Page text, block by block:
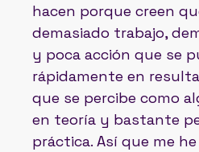
hacen porque creen
demasiado trabajo,
y poca acción que se
rápidamente en
que se percibe como
en teoría y bastante
práctica. Así que me